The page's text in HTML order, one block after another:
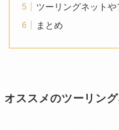
ツーリングネット
まとめ
オススメのツーリン